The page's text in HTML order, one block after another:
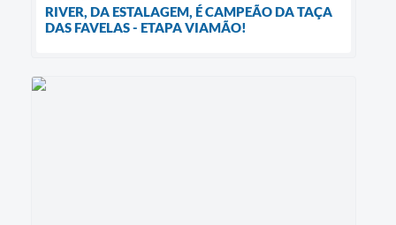
RIVER, DA ESTALAGEM, É CAMPEÃO DA TAÇA
DAS FAVELAS - ETAPA VIAMÃO!